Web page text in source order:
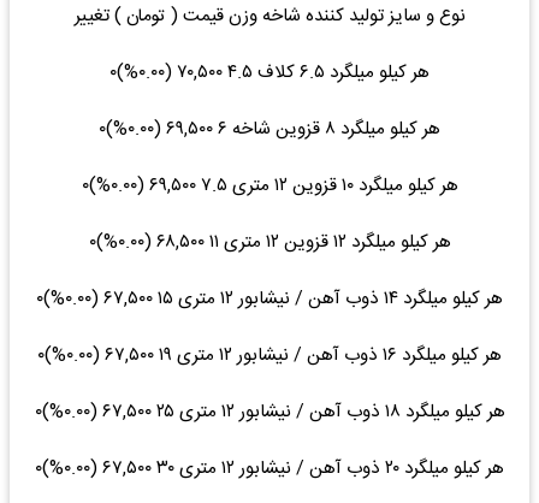
نوع و سایز تولید کننده شاخه وزن قیمت ( تومان ) تغییر
هر کیلو میلگرد ۶.۵ کلاف ۴.۵ ۷۰,۵۰۰ (۰.۰۰%)۰
هر کیلو میلگرد ۸ قزوین شاخه ۶ ۶۹,۵۰۰ (۰.۰۰%)۰
هر کیلو میلگرد ۱۰ قزوین ۱۲ متری ۷.۵ ۶۹,۵۰۰ (۰.۰۰%)۰
هر کیلو میلگرد ۱۲ قزوین ۱۲ متری ۱۱ ۶۸,۵۰۰ (۰.۰۰%)۰
هر کیلو میلگرد ۱۴ ذوب آهن / نیشابور ۱۲ متری ۱۵ ۶۷,۵۰۰ (۰.۰۰%)۰
هر کیلو میلگرد ۱۶ ذوب آهن / نیشابور ۱۲ متری ۱۹ ۶۷,۵۰۰ (۰.۰۰%)۰
هر کیلو میلگرد ۱۸ ذوب آهن / نیشابور ۱۲ متری ۲۵ ۶۷,۵۰۰ (۰.۰۰%)۰
هر کیلو میلگرد ۲۰ ذوب آهن / نیشابور ۱۲ متری ۳۰ ۶۷,۵۰۰ (۰.۰۰%)۰